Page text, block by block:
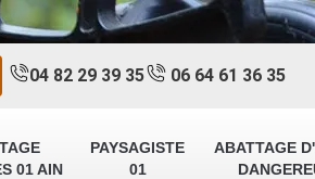
01 AIN
PAYSAGISTE
01
ABATTAGE
04 82 29 39 35 06 64 61 36 35